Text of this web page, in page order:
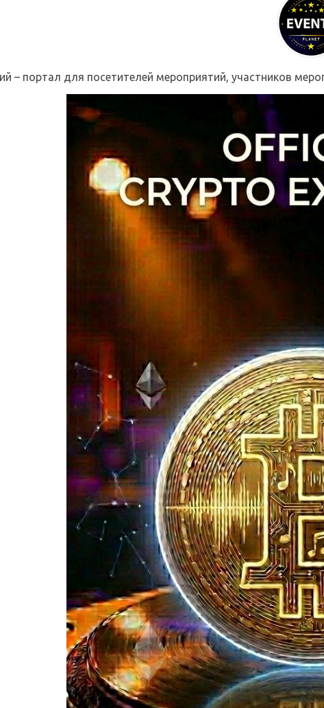
– портал для посетителей мероприятий, участников